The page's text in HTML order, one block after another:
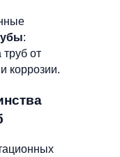
:
от
коррозии.